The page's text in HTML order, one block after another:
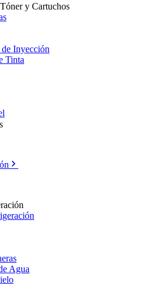
y Cartuchos
Inyección
Tinta
Agua